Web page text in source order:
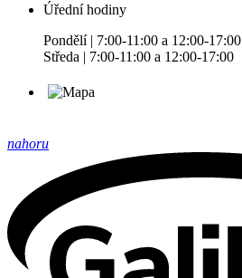
Úřední hodiny
Pondělí | 7:00-11:00 a 12:00-17:00
Středa | 7:00-11:00 a 12:00-17:00
nahoru